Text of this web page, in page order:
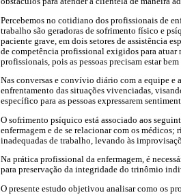
Percebemos no cotidiano dos profissionais de
trabalho são geradoras de sofrimento físico e
paciente grave, em dois setores de assistência
de competência profissional exigidos para
profissionais, pois as pessoas precisam estar bem
Nas conversas e convívio diário com a equipe e
enfrentamento das situações vivenciadas,
específico para as pessoas expressarem
O sofrimento psíquico está associado aos
enfermagem e de se relacionar com os
inadequadas de trabalho, levando às
Na prática profissional da enfermagem, é
para preservação da integridade do trinômio
O presente estudo objetivou analisar como os